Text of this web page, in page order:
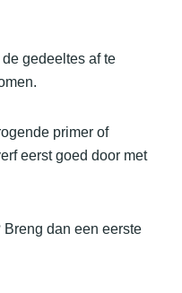
gedeeltes af te
primer of
eerst goed door met
dan een eerste